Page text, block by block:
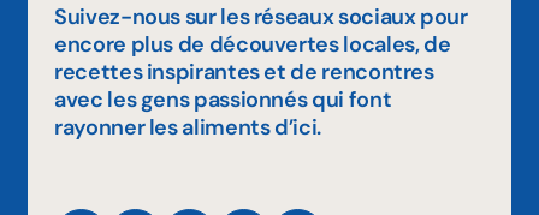
Suivez-nous sur les réseaux sociaux pour
encore plus de découvertes locales, de
recettes inspirantes et de rencontres
avec les gens passionnés qui font
rayonner les aliments d’ici.